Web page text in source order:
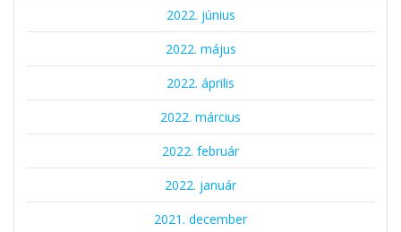
2022. június
2022. május
2022. április
2022. március
2022. február
2022. január
2021. december